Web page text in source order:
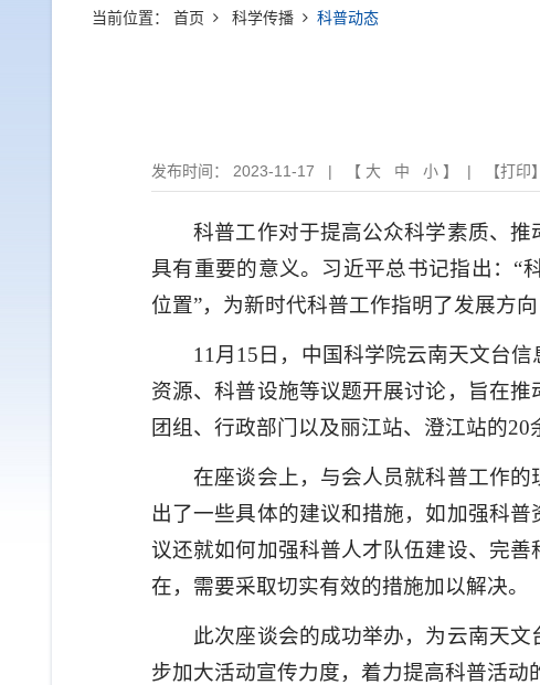
当前位置： 首页 科学传播 科普动态
发布时间： 2023-11-17 | 【 大 中 小 】 | 【打印
科普工作对于提高公众科学素质、
具有重要的意义。习近平总书记指出：“
位置”，为新时代科普工作指明了发展方向
11月15日，中国科学院云南天文台
资源、科普设施等议题开展讨论，旨在
团组、行政部门以及丽江站、澄江站的20
在座谈会上，与会人员就科普工作
出了一些具体的建议和措施，如加强科
议还就如何加强科普人才队伍建设、完
在，需要采取切实有效的措施加以解决。
此次座谈会的成功举办，为云南天
步加大活动宣传力度，着力提高科普活